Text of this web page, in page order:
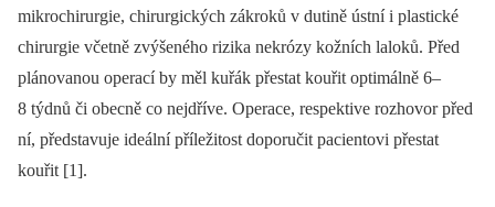
mikrochirurgie, chirurgických zákroků v dutině ústní i plastické
chirurgie včetně zvýšeného rizika nekrózy kožních laloků. Před
plánovanou operací by měl kuřák přestat kouřit optimálně 6–
8 týdnů či obecně co nejdříve. Operace, respektive rozhovor před
ní, představuje ideální příležitost doporučit pacientovi přestat
kouřit [1].